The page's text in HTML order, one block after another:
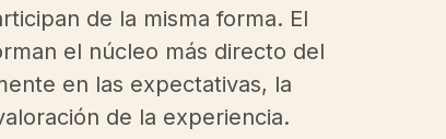
de la misma forma. El
el núcleo más directo del
en las expectativas, la
de la experiencia.